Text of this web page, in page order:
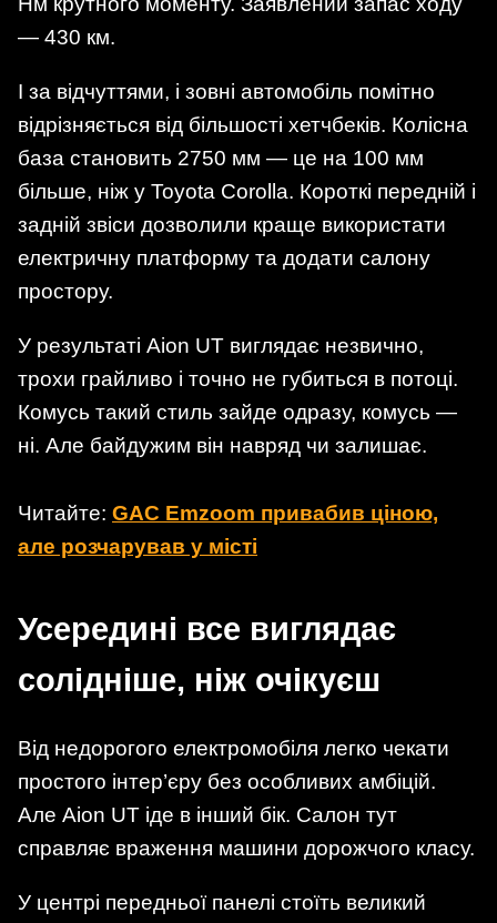
— 430 км.
І за відчуттями, і зовні автомобіль помітно
відрізняється від більшості хетчбеків. Колісна
база становить 2750 мм — це на 100 мм
більше, ніж у Toyota Corolla. Короткі передній і
задній звіси дозволили краще використати
електричну платформу та додати салону
простору.
У результаті Aion UT виглядає незвично,
трохи грайливо і точно не губиться в потоці.
Комусь такий стиль зайде одразу, комусь —
ні. Але байдужим він навряд чи залишає.
Читайте: GAC Emzoom привабив ціною,
але розчарував у місті
Усередині все виглядає
солідніше, ніж очікуєш
Від недорогого електромобіля легко чекати
простого інтер’єру без особливих амбіцій.
Але Aion UT іде в інший бік. Салон тут
справляє враження машини дорожчого класу.
У центрі передньої панелі стоїть великий